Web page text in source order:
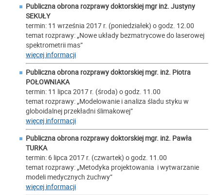
Publiczna obrona rozprawy doktorskiej mgr inż. Justyny
SEKUŁY
termin: 11 września 2017 r. (poniedziałek) o godz. 12.00
temat rozprawy: „Nowe układy bezmatrycowe do laserowej
spektrometrii mas”
więcej informacji
Publiczna obrona rozprawy doktorskiej mgr. inż. Piotra
POŁOWNIAKA
termin: 11 lipca 2017 r. (środa) o godz. 11.00
temat rozprawy: „Modelowanie i analiza śladu styku w
globoidalnej przekładni ślimakowej”
więcej informacji
Publiczna obrona rozprawy doktorskiej mgr. inż. Pawła
TURKA
termin: 6 lipca 2017 r. (czwartek) o godz. 11.00
temat rozprawy: „Metodyka projektowania i wytwarzanie
modeli medycznych żuchwy”
więcej informacji